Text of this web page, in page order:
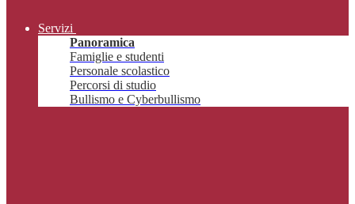
Servizi
Panoramica
Famiglie e studenti
Personale scolastico
Percorsi di studio
Bullismo e Cyberbullismo